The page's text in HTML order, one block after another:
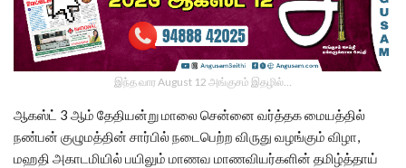
இந்த வார August 12 அங்குசம் இதழில்…
ஆகஸ்ட் 3 ஆம் தேதியன்று மாலை சென்னை வர்த்தக மையத்தில்
நண்பன் குழுமத்தின் சார்பில் நடைபெற்ற விருது வழங்கும் விழா,
மஹதி அகாடமியில் பயிலும் மாணவ மாணவியர்களின் தமிழ்த்தாய்